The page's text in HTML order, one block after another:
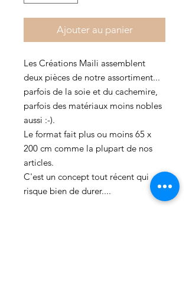
Ajouter au panier
Les Créations Maili assemblent
deux pièces de notre assortiment...
parfois de la soie et du cachemire,
parfois des matériaux moins nobles
aussi :-).
Le format fait plus ou moins 65 x
200 cm comme la plupart de nos
articles.
C'est un concept tout récent qui
risque bien de durer....